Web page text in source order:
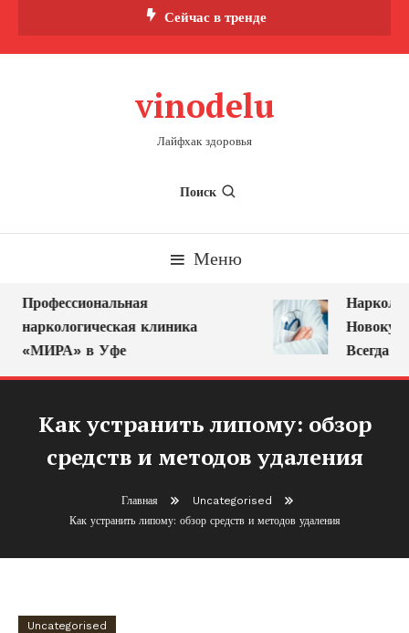
Сейчас в тренде
vinodelu
Лайфхак здоровья
Поиск
Меню
Профессиональная
наркологическая клиника
«МИРА» в Уфе
Всегда
Как устранить липому: обзор
средств и методов удаления
Главная
Uncategorised
Как устранить липому: обзор средств и методов удаления
Uncategorised